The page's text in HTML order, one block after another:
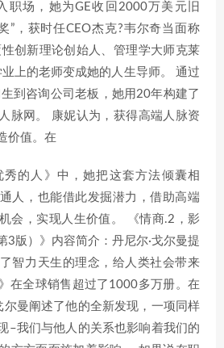
职场，她为GE收回2000万美元旧
”，获时任CEO杰克?韦尔奇当面称
创新理论创始人、管理学大师克莱
上的老师变成她的人生导师。 通过
到咨询公司老板，她用20年构建了
脉网。 康妮认为，获得高端人脉资
价值。在
秀的人》中，她把这套方法倾囊相
人，也能借此发掘潜力，借助高端
会，实现人生价值。 《情商.2，影
3版）》内容简介：丹尼尔·戈尔曼提
智力天生的理念，给人类社会带来
在全球销售超过了1000多万册。在
尔曼阐述了他的全新发现，一项同样
–我们与他人的关系也影响着我们的